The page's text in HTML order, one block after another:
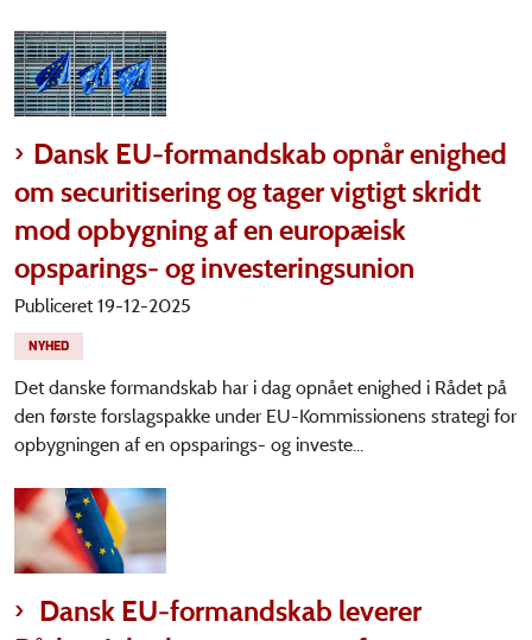
Dansk EU-formandskab opnår enighed
om securitisering og tager vigtigt skridt
mod opbygning af en europæisk
opsparings- og investeringsunion
Publiceret 19-12-2025
NYHED
Det danske formandskab har i dag opnået enighed i Rådet på
den første forslagspakke under EU-Kommissionens strategi for
opbygningen af en opsparings- og investe...
Dansk EU-formandskab leverer